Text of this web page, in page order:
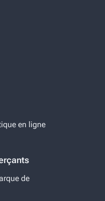
en ligne
de